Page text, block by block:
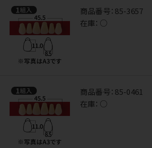
商品番号： 85-3657
在庫： ○
商品番号： 85-0461
在庫： ○